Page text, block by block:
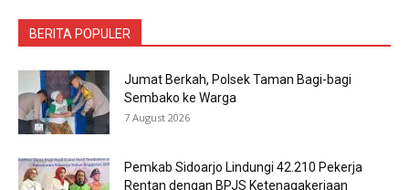
BERITA POPULER
Jumat Berkah, Polsek Taman Bagi-bagi
Sembako ke Warga
7 August 2026
Pemkab Sidoarjo Lindungi 42.210 Pekerja
Rentan dengan BPJS Ketenagakerjaan